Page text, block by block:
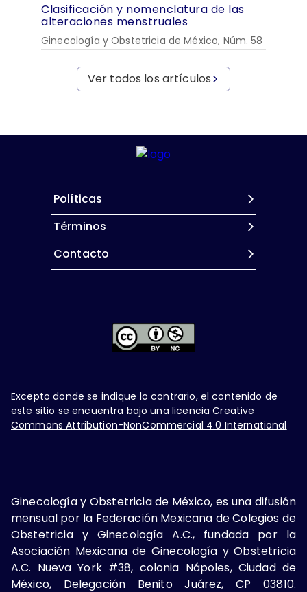
Clasificación y nomenclatura de las
alteraciones menstruales
Ginecología y Obstetricia de México, Núm. 58
Ver todos los artículos
Políticas
Términos
Contacto
Excepto donde se indique lo contrario, el contenido de
este sitio se encuentra bajo una licencia Creative
Commons Attribution-NonCommercial 4.0 International
Ginecología y Obstetricia de México, es una difusión
mensual por la Federación Mexicana de Colegios de
Obstetricia y Ginecología A.C., fundada por la
Asociación Mexicana de Ginecología y Obstetricia
A.C. Nueva York #38, colonia Nápoles, Ciudad de
México, Delegación Benito Juárez, CP 03810.